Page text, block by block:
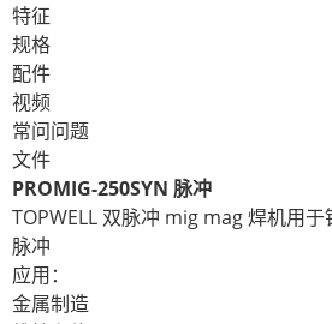
特征
规格
配件
视频
常问问题
文件
PROMIG-250SYN 脉冲
TOPWELL 双脉冲 mig mag 焊机用
脉冲
应用：
金属制造